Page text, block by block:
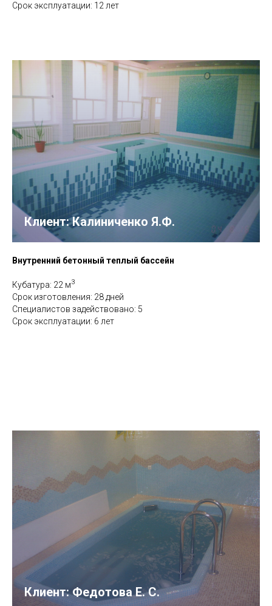
Срок эксплуатации: 12 лет
Клиент: Калиниченко Я.Ф.
Внутренний бетонный теплый бассейн
Кубатура: 22 м3
Срок изготовления: 28 дней
Специалистов задействовано: 5
Срок эксплуатации: 6 лет
Клиент: Федотова Е. С.